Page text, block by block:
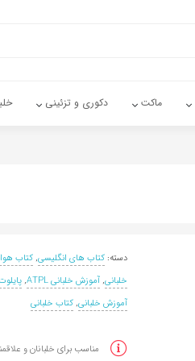
ماکت دکوری و تزئینی
دسته:کتاب های انگلیسی,کتاب
خلبانی,آموزش خلبانی ATPL ,
آموزش خلبانی,کتاب خلبانی
مناسب برای خلبانان و